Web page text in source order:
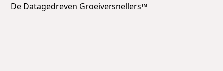
De Datagedreven Groeiversnellers™